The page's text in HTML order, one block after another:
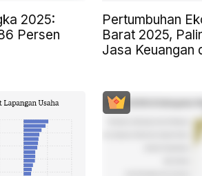
2025:
Persen
Pertumbuhan
Barat 2025,
Jasa Keuangan